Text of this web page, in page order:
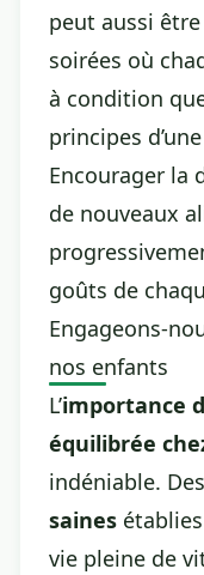
peut aussi
soirées où
à condition
principes d’une
Encourager la
de nouveaux
goûts de
Engageons-
nos enfants
L’importance
équilibrée
indéniable. Des
saines
vie pleine de